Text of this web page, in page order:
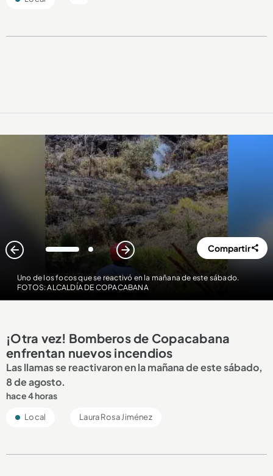
Uno de los focos que se reactivó en la mañana de este sábado.
FOTOS: ALCALDÍA DE COPACABANA
1 2 Compartir
¡Otra vez! Bomberos de Copacabana
enfrentan nuevos incendios
Las llamas se reactivaron en la mañana de este sábado,
8 de agosto.
hace 4 horas
Local Laura Rosa Jiménez